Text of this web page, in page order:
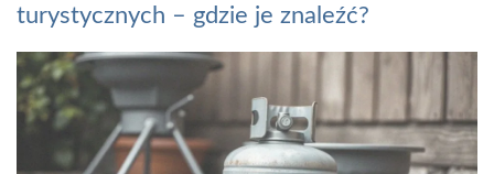
turystycznych – gdzie je znaleźć?